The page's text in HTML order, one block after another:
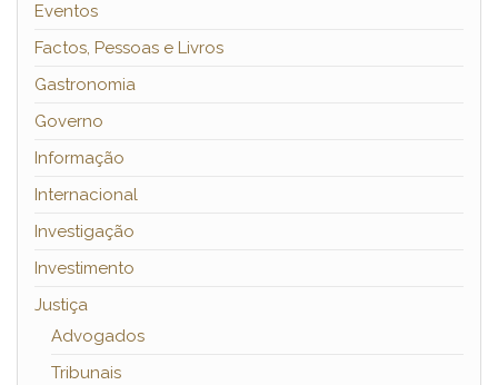
Eventos
Factos, Pessoas e Livros
Gastronomia
Governo
Informação
Internacional
Investigação
Investimento
Justiça
Advogados
Tribunais